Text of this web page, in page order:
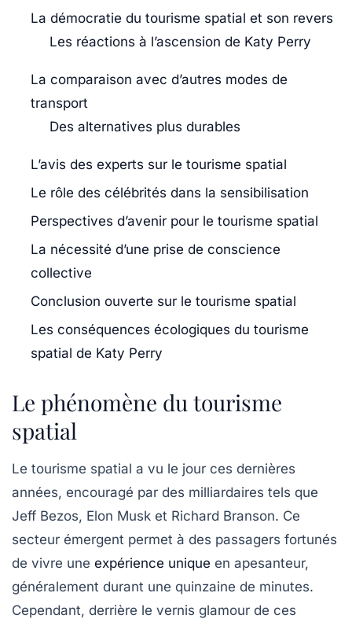
La démocratie du tourisme spatial et son revers
Les réactions à l’ascension de Katy Perry
La comparaison avec d’autres modes de
transport
Des alternatives plus durables
L’avis des experts sur le tourisme spatial
Le rôle des célébrités dans la sensibilisation
Perspectives d’avenir pour le tourisme spatial
La nécessité d’une prise de conscience
collective
Conclusion ouverte sur le tourisme spatial
Les conséquences écologiques du tourisme
spatial de Katy Perry
Le phénomène du tourisme
spatial
Le tourisme spatial a vu le jour ces dernières
années, encouragé par des milliardaires tels que
Jeff Bezos, Elon Musk et Richard Branson. Ce
secteur émergent permet à des passagers fortunés
de vivre une expérience unique en apesanteur,
généralement durant une quinzaine de minutes.
Cependant, derrière le vernis glamour de ces